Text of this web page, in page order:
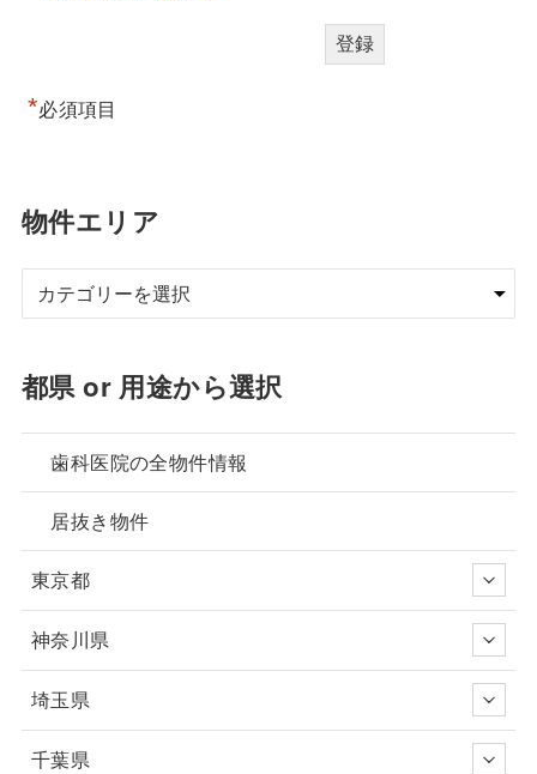
*必須項目
物件エリア
都県 or 用途から選択
歯科医院の全物件情報
居抜き物件
東京都
神奈川県
埼玉県
千葉県